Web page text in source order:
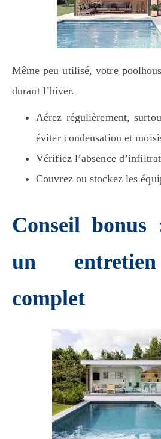
Même peu utilisé, votre
durant l’hiver.
Aérez régulièrement,
éviter condensation et
Vérifiez l’absence
Couvrez ou stockez les
Conseil
un
complet